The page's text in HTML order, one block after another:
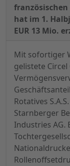
hat im 1.
EUR 13 Mio.
Mit sofortiger
gelistete
Rotatives
Starnberger
Industries AG.